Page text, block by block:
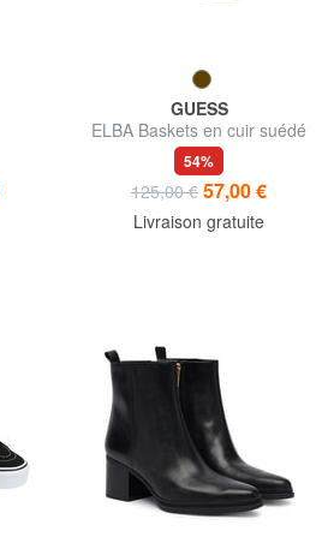
GUESS
ELBA Baskets en cuir suédé
54%
125,00 € 57,00 €
Livraison gratuite